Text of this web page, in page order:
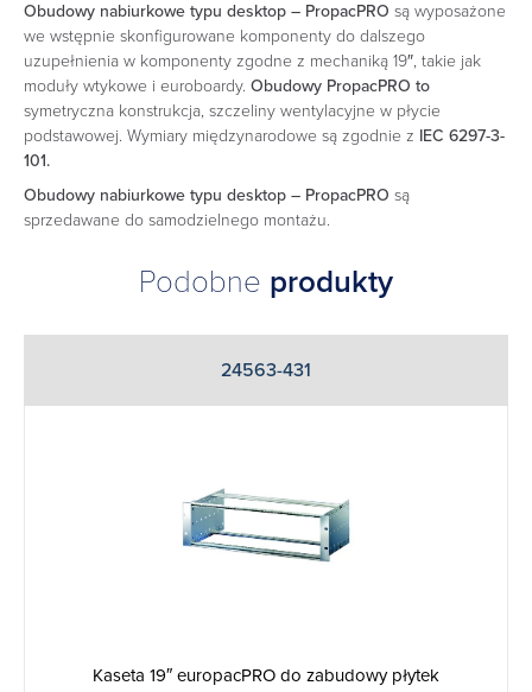
Obudowy nabiurkowe typu desktop – PropacPRO są wyposażone
we wstępnie skonfigurowane komponenty do dalszego
uzupełnienia w komponenty zgodne z mechaniką 19″, takie jak
moduły wtykowe i euroboardy. Obudowy PropacPRO to
symetryczna konstrukcja, szczeliny wentylacyjne w płycie
podstawowej. Wymiary międzynarodowe są zgodnie z IEC 6297-3-
101.
Obudowy nabiurkowe typu desktop – PropacPRO są
sprzedawane do samodzielnego montażu.
Podobne produkty
24563-431
Kaseta 19″ europacPRO do zabudowy płytek